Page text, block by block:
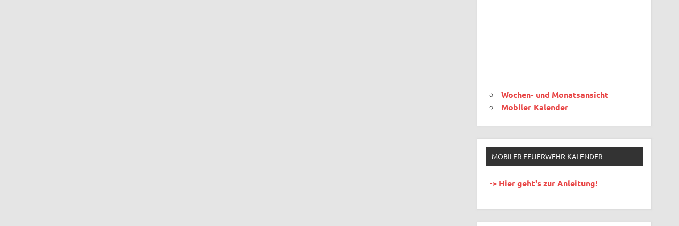
Wochen- und Monatsansicht
Mobiler Kalender
MOBILER FEUERWEHR-KALENDER
-> Hier geht's zur Anleitung!